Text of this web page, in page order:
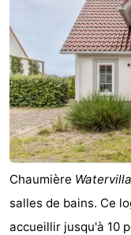
Chaumière
salles de bains. Ce
accueillir jusqu'à 10